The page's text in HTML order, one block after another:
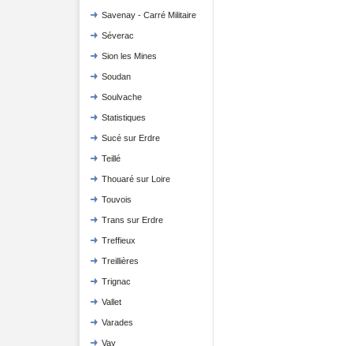
Savenay - Carré Militaire
Séverac
Sion les Mines
Soudan
Soulvache
Statistiques
Sucé sur Erdre
Teillé
Thouaré sur Loire
Touvois
Trans sur Erdre
Treffieux
Treillières
Trignac
Vallet
Varades
Vay